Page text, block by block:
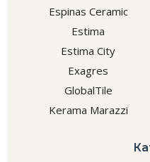
Espinas Ceramic
Estima
Estima City
Exagres
GlobalTile
Kerama Marazzi